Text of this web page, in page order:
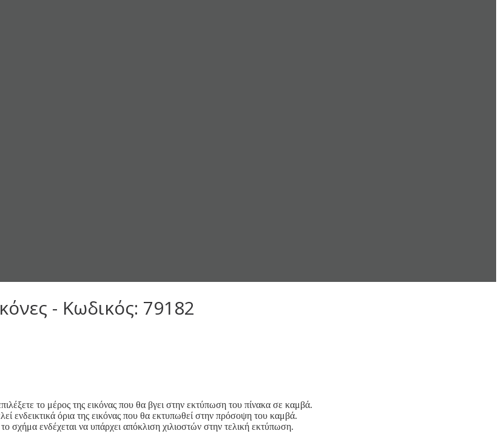
- Κωδικός: 79182
το μέρος της εικόνας που θα βγει στην εκτύπωση του πίνακα σε καμβά.
ενδεικτικά όρια της εικόνας που θα εκτυπωθεί στην πρόσοψη του καμβά.
το σχήμα ενδέχεται να υπάρχει απόκλιση χιλιοστών στην τελική εκτύπωση.